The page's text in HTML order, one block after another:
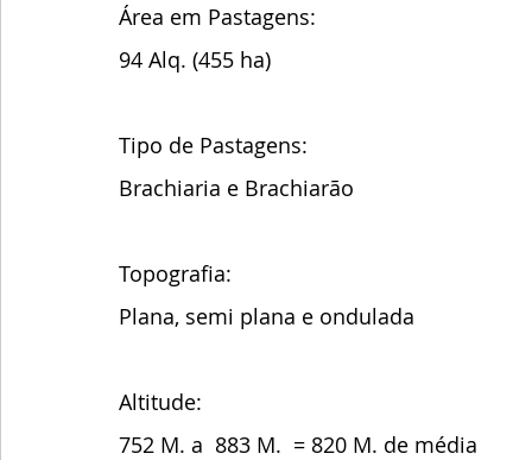
Área em Pastagens:
94 Alq. (455 ha)
Tipo de Pastagens:
Brachiaria e Brachiarão
Topografia:
Plana, semi plana e ondulada
Altitude:
752 M. a  883 M.  = 820 M. de média